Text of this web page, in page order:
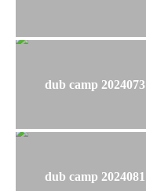
dub camp 2024073
dub camp 2024081